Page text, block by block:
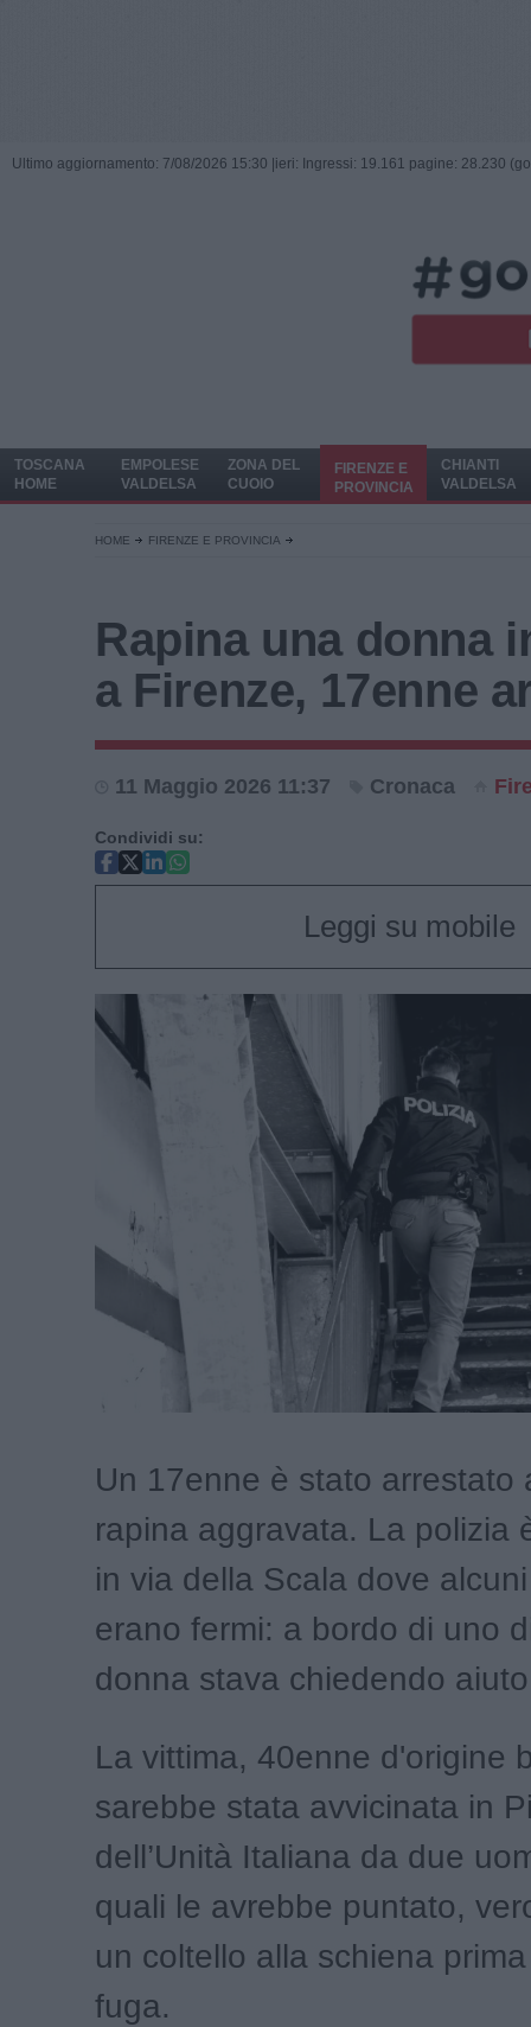
Ultimo aggiornamento: 7/08/2026 15:30 | ieri: Ingressi: 19.161 pagine: 28.230
TOSCANA
HOME
EMPOLESE
VALDELSA
ZONA DEL
CUOIO
FIRENZE E
PROVINCIA
CHIANTI
VALDELSA
HOME FIRENZE E PROVINCIA
Rapina una donna
a Firenze, 17enne
11 Maggio 2026 11:37 Cronaca
Condividi su:
Leggi su mobile
Un 17enne è stato arrestato
rapina aggravata. La polizia
in via della Scala dove
erano fermi: a bordo di uno
donna stava chiedendo
La vittima, 40enne d'origine
sarebbe stata avvicinata in
dell’Unità Italiana da due
quali le avrebbe puntato,
un coltello alla schiena
fuga.